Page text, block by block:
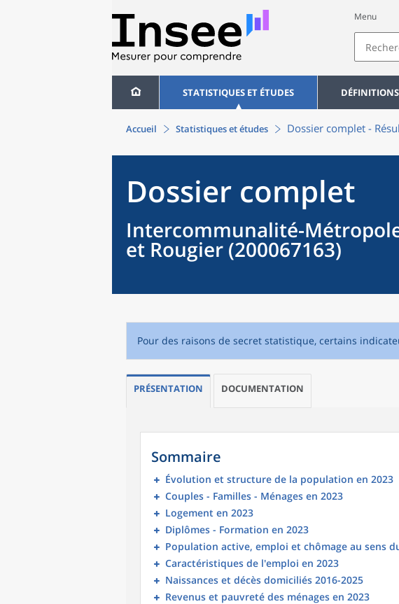
Menu
STATISTIQUES ET ÉTUDES
Accueil Statistiques et études Dossier complet -
Dossier complet
Intercommunalité-
et Rougier (200067163)
Pour des raisons de secret statistique, certains
PRÉSENTATION DOCUMENTATION
Sommaire
Évolution et structure de la population en 2023
Couples - Familles - Ménages en 2023
Logement en 2023
Diplômes - Formation en 2023
Population active, emploi et chômage au sens
Caractéristiques de l'emploi en 2023
Naissances et décès domiciliés 2016-2025
Revenus et pauvreté des ménages en 2023